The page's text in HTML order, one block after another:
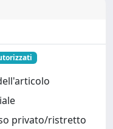
privato/ristretto